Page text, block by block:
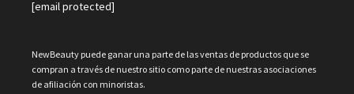
[email protected]
NewBeauty puede ganar una parte de las ventas de productos que se
compran a través de nuestro sitio como parte de nuestras asociaciones
de afiliación con minoristas.